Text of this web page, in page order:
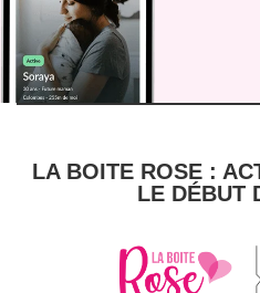
LA BOITE ROSE :
LE DÉBUT